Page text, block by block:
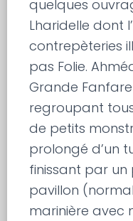
quelques
Lharidelle dont
contrepèteries
pas Folie.
Grande
regroupant
de petits
prolongé d’un
finissant par un
pavillon
marinière avec